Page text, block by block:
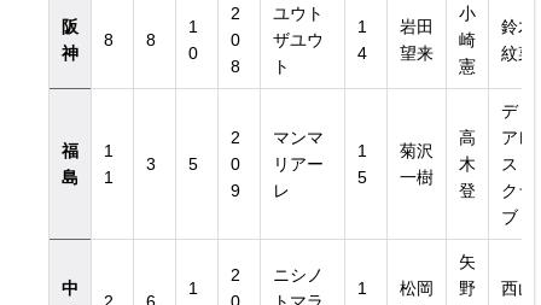
阪
神
8 8
1
0
2
0
8
ユウト
ザユウ
ト
1
4
岩田
望来
小
崎
憲
鈴木
紋菜
福
島
1
1
3 5
2
0
9
マンマ
リアー
レ
1
5
菊沢
一樹
高
木
登
ディ
アレ
スト
クラ
ブ
中
1
2
ニシノ
1
松岡
矢
野
西山